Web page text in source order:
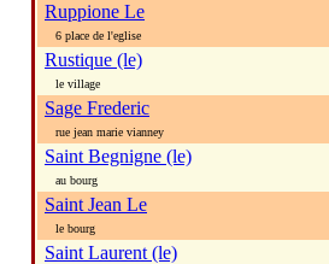
Ruppione Le
6 place de l'eglise
Rustique (le)
le village
Sage Frederic
rue jean marie vianney
Saint Begnigne (le)
au bourg
Saint Jean Le
le bourg
Saint Laurent (le)